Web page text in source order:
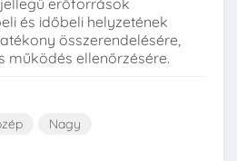
erőforrások
és időbeli helyzetének
összerendelésére,
működés ellenőrzésére.
Nagy